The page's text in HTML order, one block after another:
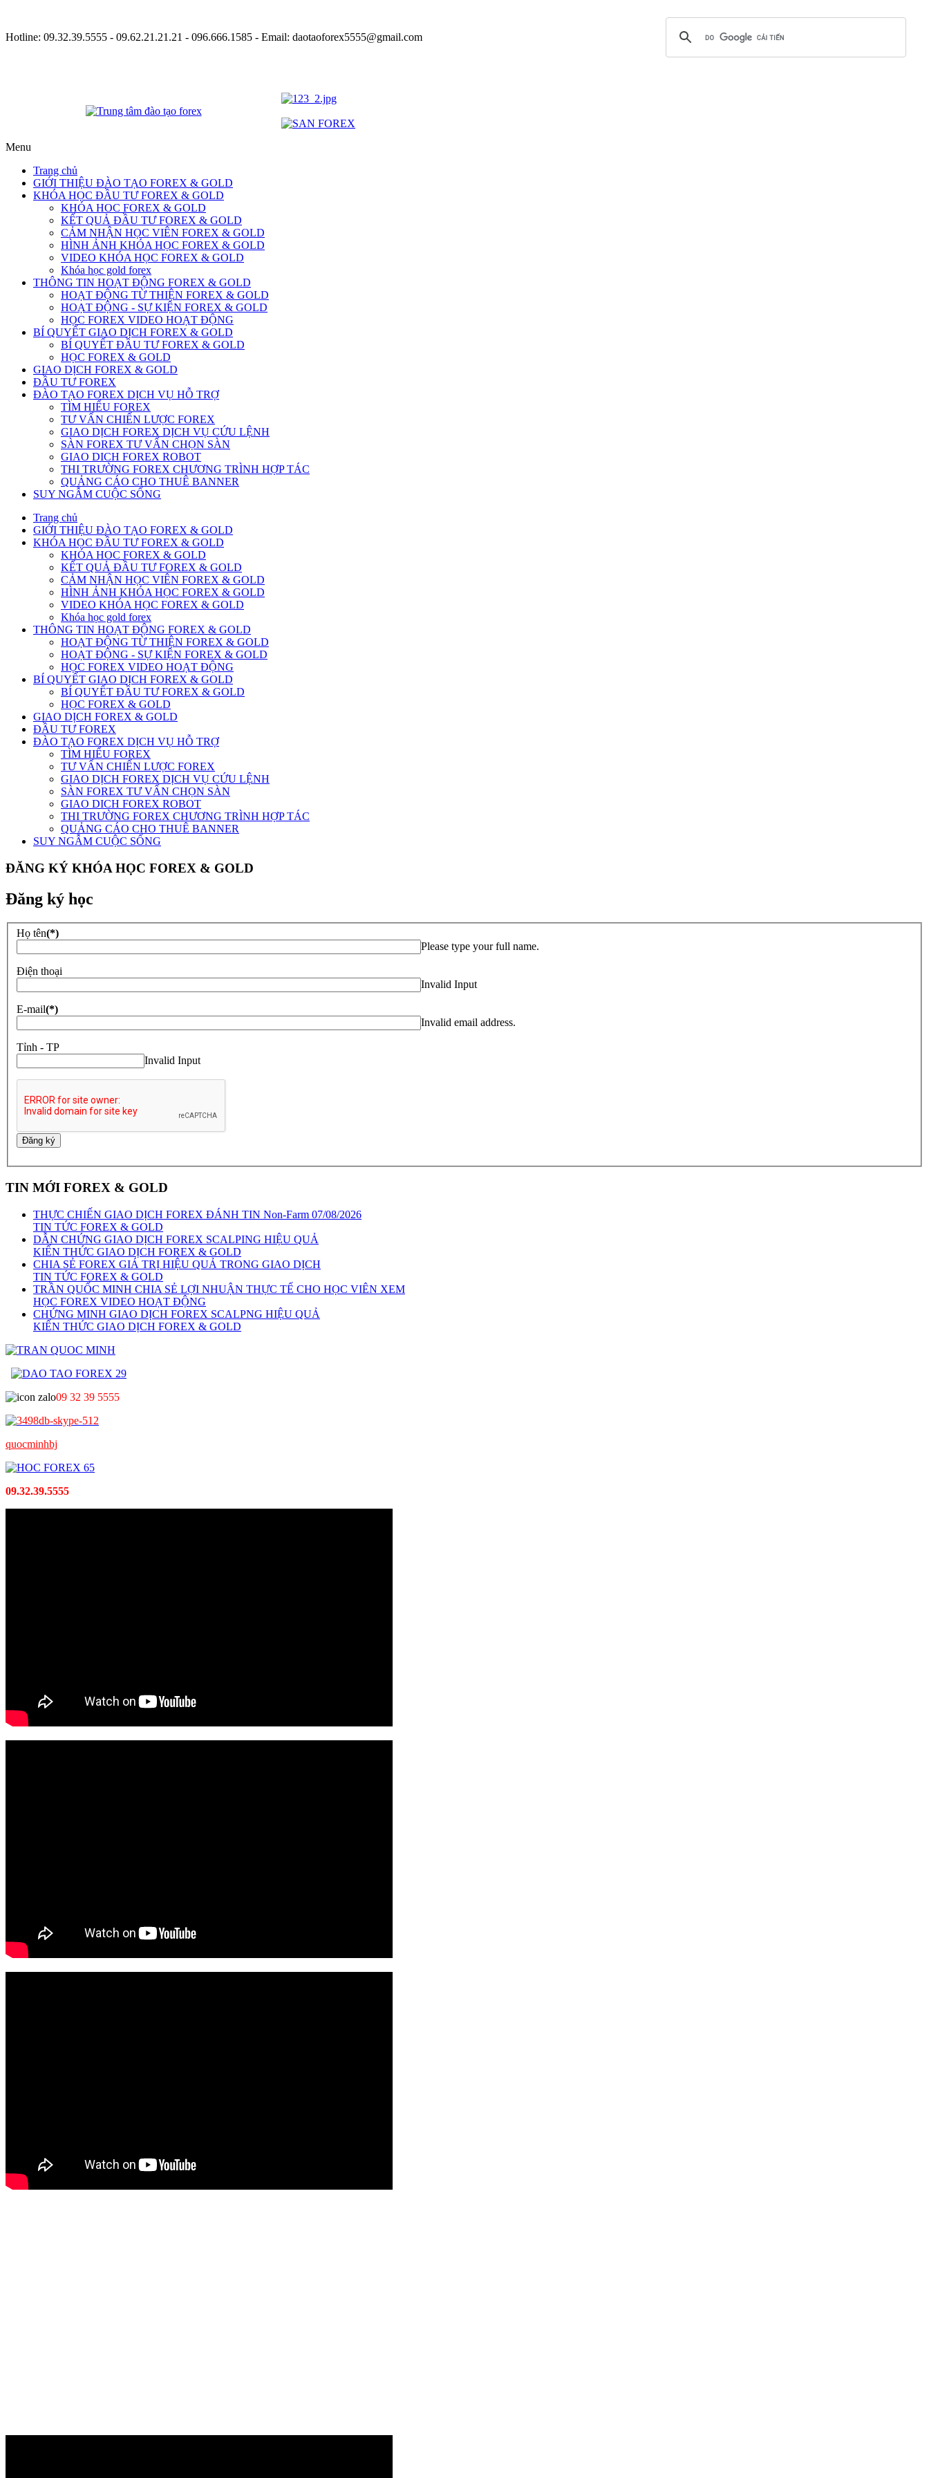
Hotline: 09.32.39.5555 - 09.62.21.21.21 - 096.666.1585 - Email: daotaoforex5555@gmail.com
Menu
Trang chủ
GIỚI THIỆU ĐÀO TẠO FOREX & GOLD
KHÓA HỌC ĐẦU TƯ FOREX & GOLD
KHÓA HOC FOREX & GOLD
KẾT QUẢ ĐẦU TƯ FOREX & GOLD
CẢM NHẬN HỌC VIÊN FOREX & GOLD
HÌNH ẢNH KHÓA HỌC FOREX & GOLD
VIDEO KHÓA HỌC FOREX & GOLD
Khóa học gold forex
THÔNG TIN HOẠT ĐỘNG FOREX & GOLD
HOẠT ĐỘNG TỪ THIỆN FOREX & GOLD
HOẠT ĐỘNG - SỰ KIỆN FOREX & GOLD
HỌC FOREX VIDEO HOẠT ĐỘNG
BÍ QUYẾT GIAO DỊCH FOREX & GOLD
BÍ QUYẾT ĐẦU TƯ FOREX & GOLD
HỌC FOREX & GOLD
GIAO DỊCH FOREX & GOLD
ĐẦU TƯ FOREX
ĐÀO TẠO FOREX DỊCH VỤ HỖ TRỢ
TÌM HIỂU FOREX
TƯ VẤN CHIẾN LƯỢC FOREX
GIAO DỊCH FOREX DỊCH VỤ CỨU LỆNH
SÀN FOREX TƯ VẤN CHỌN SÀN
GIAO DICH FOREX ROBOT
THI TRƯỜNG FOREX CHƯƠNG TRÌNH HỢP TÁC
QUẢNG CÁO CHO THUÊ BANNER
SUY NGẪM CUỘC SỐNG
Trang chủ
GIỚI THIỆU ĐÀO TẠO FOREX & GOLD
KHÓA HỌC ĐẦU TƯ FOREX & GOLD
KHÓA HOC FOREX & GOLD
KẾT QUẢ ĐẦU TƯ FOREX & GOLD
CẢM NHẬN HỌC VIÊN FOREX & GOLD
HÌNH ẢNH KHÓA HỌC FOREX & GOLD
VIDEO KHÓA HỌC FOREX & GOLD
Khóa học gold forex
THÔNG TIN HOẠT ĐỘNG FOREX & GOLD
HOẠT ĐỘNG TỪ THIỆN FOREX & GOLD
HOẠT ĐỘNG - SỰ KIỆN FOREX & GOLD
HỌC FOREX VIDEO HOẠT ĐỘNG
BÍ QUYẾT GIAO DỊCH FOREX & GOLD
BÍ QUYẾT ĐẦU TƯ FOREX & GOLD
HỌC FOREX & GOLD
GIAO DỊCH FOREX & GOLD
ĐẦU TƯ FOREX
ĐÀO TẠO FOREX DỊCH VỤ HỖ TRỢ
TÌM HIỂU FOREX
TƯ VẤN CHIẾN LƯỢC FOREX
GIAO DỊCH FOREX DỊCH VỤ CỨU LỆNH
SÀN FOREX TƯ VẤN CHỌN SÀN
GIAO DICH FOREX ROBOT
THI TRƯỜNG FOREX CHƯƠNG TRÌNH HỢP TÁC
QUẢNG CÁO CHO THUÊ BANNER
SUY NGẪM CUỘC SỐNG
ĐĂNG KÝ KHÓA HỌC FOREX & GOLD
Đăng ký học
Họ tên(*)
Please type your full name.
Điện thoại
Invalid Input
E-mail(*)
Invalid email address.
Tỉnh - TP
Invalid Input
TIN MỚI FOREX & GOLD
THỰC CHIẾN GIAO DỊCH FOREX ĐÁNH TIN Non-Farm 07/08/2026
TIN TỨC FOREX & GOLD
DẪN CHỨNG GIAO DỊCH FOREX SCALPING HIỆU QUẢ
KIẾN THỨC GIAO DỊCH FOREX & GOLD
CHIA SẺ FOREX GIÁ TRỊ HIỆU QUẢ TRONG GIAO DỊCH
TIN TỨC FOREX & GOLD
TRẦN QUỐC MINH CHIA SẺ LỢI NHUẬN THỰC TẾ CHO HỌC VIÊN XEM
HỌC FOREX VIDEO HOẠT ĐỘNG
CHỨNG MINH GIAO DỊCH FOREX SCALPNG HIỆU QUẢ
KIẾN THỨC GIAO DỊCH FOREX & GOLD
09 32 39 5555
quocminhbj
09.32.39.5555